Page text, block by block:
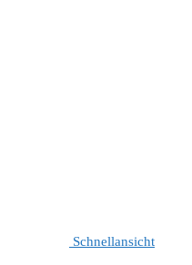
Schnellansicht